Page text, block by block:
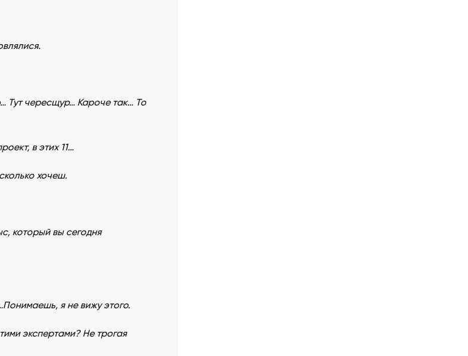
Тут чересщур… Кароче так… То
в этих 11…
хочеш.
который вы сегодня
я не вижу этого.
экспертами? Не трогая